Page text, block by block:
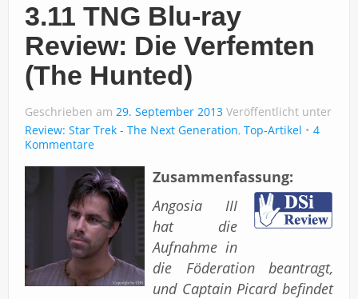
Kinofilme
Blu-ray / 4K
Über uns
Impressum
3.11 TNG Blu-ray
Review: Die Verfemten
(The Hunted)
Geschrieben am 29. September 2013 Veröffentlicht unter
Review: Star Trek - The Next Generation, Top-Artikel
4
Kommentare
Zusammenfassung:
Angosia III
hat die
Aufnahme in
die Föderation beantragt,
und Captain Picard befindet